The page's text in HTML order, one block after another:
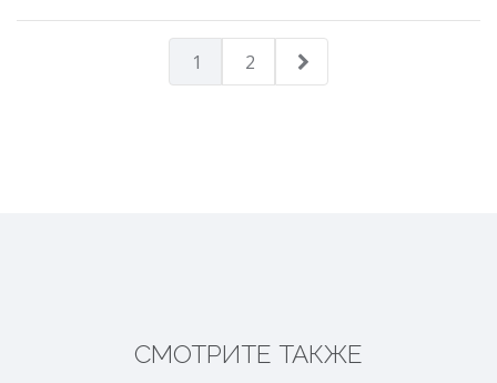
1 2
СМОТРИТЕ ТАКЖЕ